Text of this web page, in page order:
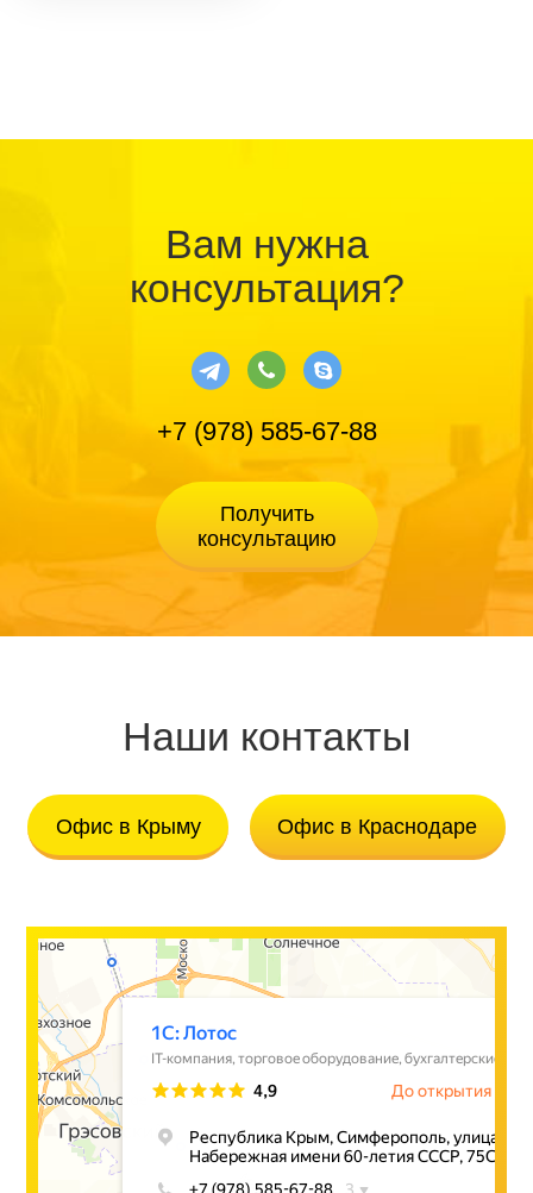
Вам нужна
консультация?
+7 (978) 585-67-88
Наши контакты
Офис в Крыму Офис в Краснодаре